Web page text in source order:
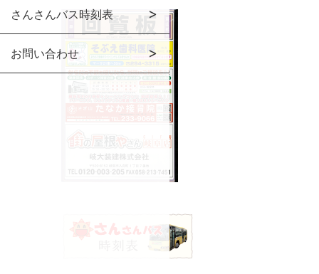
さんさんバス時刻表
お問い合わせ